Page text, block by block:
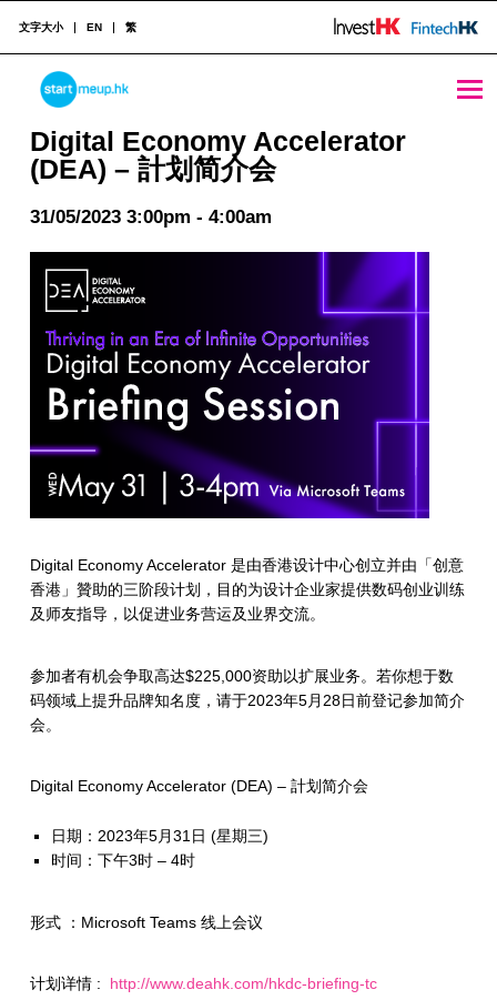
Digital Economy Accelerator (DEA) - 計划简介会 - StartmeupHK
STARTMEUPHK
文字大小 EN 繁
Digital Economy Accelerator
(DEA) – 計划简介会
31/05/2023 3:00pm - 4:00am
Digital Economy Accelerator 是由香港设计中心创立并由「创意
香港」贊助的三阶段计划，目的为设计企业家提供数码创业训练
及师友指导，以促进业务营运及业界交流。
参加者有机会争取高达$225,000资助以扩展业务。若你想于数
码领域上提升品牌知名度，请于2023年5月28日前登记参加简介
会。
Digital Economy Accelerator (DEA) – 計划简介会
日期：2023年5月31日 (星期三)
时间：下午3时 – 4时
形式 ：Microsoft Teams 线上会议
计划详情 : http://www.deahk.com/hkdc-briefing-tc